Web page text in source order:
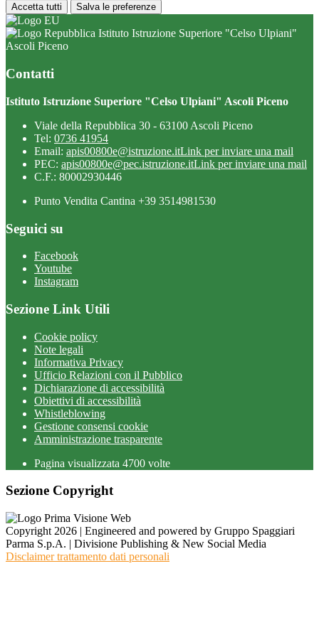
Accetta tutti Salva le preferenze
Istituto Istruzione Superiore "Celso Ulpiani"
Ascoli Piceno
Contatti
Istituto Istruzione Superiore "Celso Ulpiani" Ascoli Piceno
Viale della Repubblica 30 - 63100 Ascoli Piceno
Tel: 0736 41954
Email: apis00800e@istruzione.itLink per inviare una mail
PEC: apis00800e@pec.istruzione.itLink per inviare una mail
C.F.: 80002930446
Punto Vendita Cantina +39 3514981530
Seguici su
Facebook
Youtube
Instagram
Sezione Link Utili
Cookie policy
Note legali
Informativa Privacy
Ufficio Relazioni con il Pubblico
Dichiarazione di accessibilità
Obiettivi di accessibilità
Whistleblowing
Gestione consensi cookie
Amministrazione trasparente
Pagina visualizzata 4700 volte
Sezione Copyright
Copyright 2026 | Engineered and powered by Gruppo Spaggiari
Parma S.p.A. | Divisione Publishing & New Social Media
Disclaimer trattamento dati personali